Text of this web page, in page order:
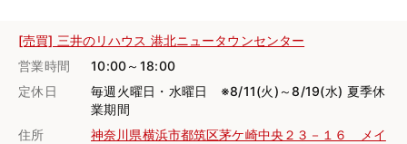
[売買] 三井のリハウス 港北ニュータウンセンター
営業時間
10:00～18:00
定休日
毎週火曜日・水曜日 ※8/11(火)～8/19(水) 夏季休
業期間
住所
神奈川県横浜市都筑区茅ケ崎中央２３－１６ メイ